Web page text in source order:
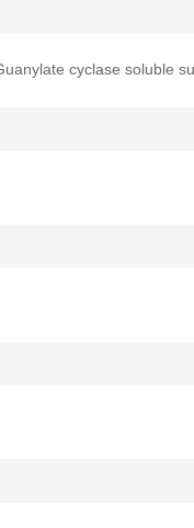
cyclase soluble